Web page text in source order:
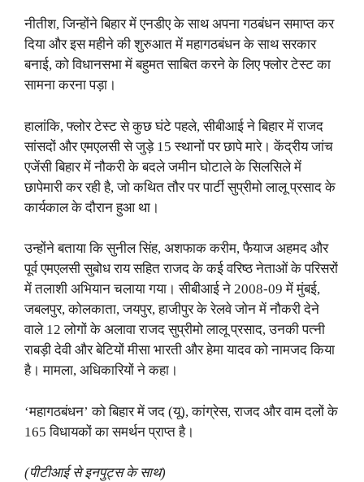
नीतीश, जिन्होंने बिहार में एनडीए के साथ अपना गठबंधन समाप्त कर
दिया और इस महीने की शुरुआत में महागठबंधन के साथ सरकार
बनाई, को विधानसभा में बहुमत साबित करने के लिए फ्लोर टेस्ट का
सामना करना पड़ा।
हालांकि, फ्लोर टेस्ट से कुछ घंटे पहले, सीबीआई ने बिहार में राजद
सांसदों और एमएलसी से जुड़े 15 स्थानों पर छापे मारे। केंद्रीय जांच
एजेंसी बिहार में नौकरी के बदले जमीन घोटाले के सिलसिले में
छापेमारी कर रही है, जो कथित तौर पर पार्टी सुप्रीमो लालू प्रसाद के
कार्यकाल के दौरान हुआ था।
उन्होंने बताया कि सुनील सिंह, अशफाक करीम, फैयाज अहमद और
पूर्व एमएलसी सुबोध राय सहित राजद के कई वरिष्ठ नेताओं के परिसरों
में तलाशी अभियान चलाया गया। सीबीआई ने 2008-09 में मुंबई,
जबलपुर, कोलकाता, जयपुर, हाजीपुर के रेलवे जोन में नौकरी देने
वाले 12 लोगों के अलावा राजद सुप्रीमो लालू प्रसाद, उनकी पत्नी
राबड़ी देवी और बेटियों मीसा भारती और हेमा यादव को नामजद किया
है। मामला, अधिकारियों ने कहा।
‘महागठबंधन’ को बिहार में जद (यू), कांग्रेस, राजद और वाम दलों के
165 विधायकों का समर्थन प्राप्त है।
(पीटीआई से इनपुट्स के साथ)